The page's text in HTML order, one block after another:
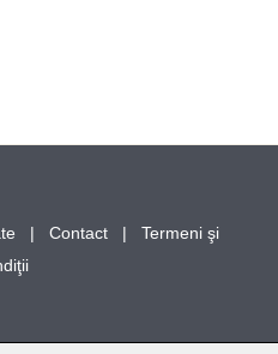
| Contact |
Termeni şi